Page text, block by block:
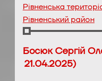
Рівненська
Рівненський район
Босюк Сергій
21.04.2025)